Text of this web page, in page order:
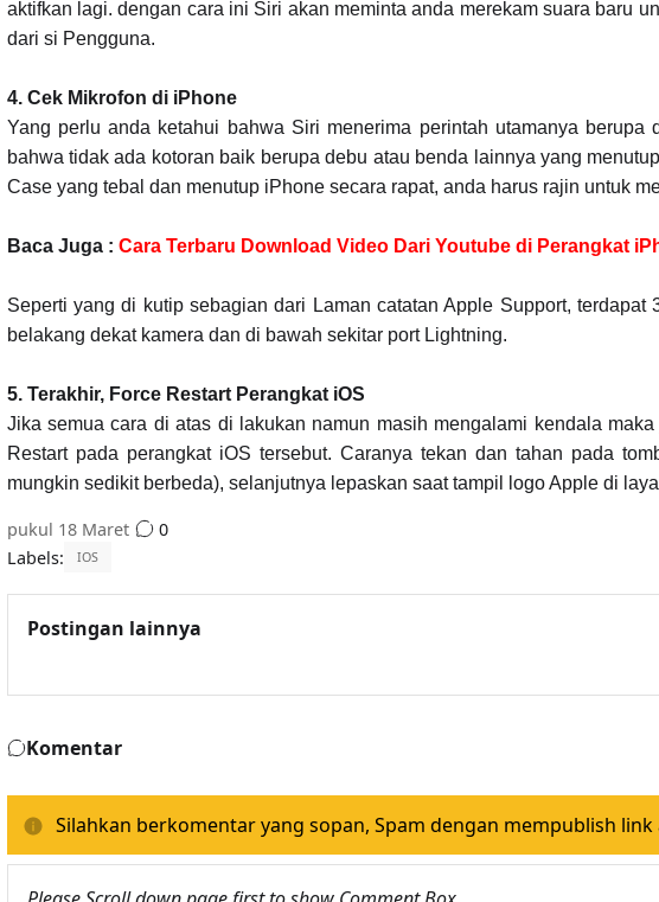
aktifkan lagi. dengan cara ini Siri akan meminta anda merekam suara baru
dari si Pengguna.
4. Cek Mikrofon di iPhone
Yang perlu anda ketahui bahwa Siri menerima perintah utamanya
bahwa tidak ada kotoran baik berupa debu atau benda lainnya yang
Case yang tebal dan menutup iPhone secara rapat, anda harus rajin untuk
Baca Juga : Cara Terbaru Download Video Dari Youtube di Perangkat
Seperti yang di kutip sebagian dari Laman catatan Apple Support,
belakang dekat kamera dan di bawah sekitar port Lightning.
5. Terakhir, Force Restart Perangkat iOS
Jika semua cara di atas di lakukan namun masih mengalami kendala
Restart pada perangkat iOS tersebut. Caranya tekan dan tahan pada
mungkin sedikit berbeda), selanjutnya lepaskan saat tampil logo Apple di
pukul 18 Maret
0
Labels:
IOS
Postingan lainnya
Komentar
Silahkan berkomentar yang sopan, Spam dengan mempublish